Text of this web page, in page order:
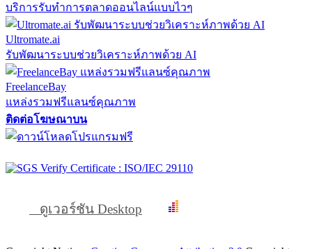
บริการรับทำการตลาดออนไลน์แบบไวๆ
Ultromate.ai
รับพัฒนาระบบช่วยวิเคราะห์ภาพด้วย AI
FreelanceBay
แหล่งรวมฟรีแลนซ์คุณภาพ
ติดต่อโฆษณาบน
ดูเวอร์ชัน Desktop